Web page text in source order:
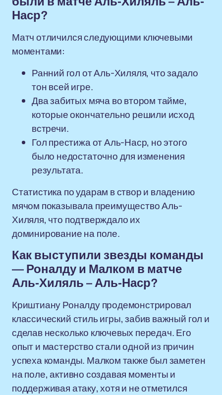
Наср?
Матч отличился следующими ключевыми
моментами:
Ранний гол от Аль-Хиляля, что задало
тон всей игре.
Два забитых мяча во втором тайме,
которые окончательно решили исход
встречи.
Гол престижа от Аль-Наср, но этого
было недостаточно для изменения
результата.
Статистика по ударам в створ и владению
мячом показывала преимущество Аль-
Хиляля, что подтверждало их
доминирование на поле.
Как выступили звезды команды
— Роналду и Малком в матче
Аль-Хиляль – Аль-Наср?
Криштиану Роналду продемонстрировал
классический стиль игры, забив важный гол и
сделав несколько ключевых передач. Его
опыт и мастерство стали одной из причин
успеха команды. Малком также был заметен
на поле, активно создавая моменты и
поддерживая атаку, хотя и не отметился